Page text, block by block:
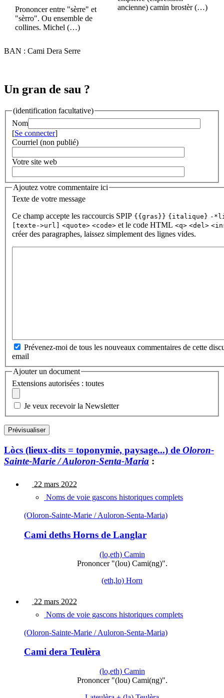
Prononcer entre "sèrre" et
"sèrro". Ou ensemble de
collines. Michel (…)
ancienne) camin brostèr (…)
BAN : Cami Dera Serre
Un gran de sau ?
(identification facultative)
Nom
[Se connecter]
Courriel (non publié)
Votre site web
Ajoutez votre commentaire ici
Texte de votre message
Ce champ accepte les raccourcis SPIP {{gras}} {italique} -
[texte->url]
<quote> <code> et le code HTML <q> <del>
créer des paragraphes, laissez simplement des lignes vides.
Prévenez-moi de tous les nouveaux commentaires de cette
email
Ajouter un document
Extensions autorisées : toutes
Je veux recevoir la Newsletter
Lòcs (lieux-dits = toponymie, paysage...) de Oloron-
Sainte-Marie / Auloron-Senta-Maria :
22 mars 2022
Noms de voie gascons historiques complets
(Oloron-Sainte-Marie / Auloron-Senta-Maria)
Cami deths Horns de Langlar
(lo,eth) Camin
Prononcer "(lou) Cami(ng)".
(eth,lo) Horn
22 mars 2022
Noms de voie gascons historiques complets
(Oloron-Sainte-Marie / Auloron-Senta-Maria)
Cami dera Teulèra
(lo,eth) Camin
Prononcer "(lou) Cami(ng)".